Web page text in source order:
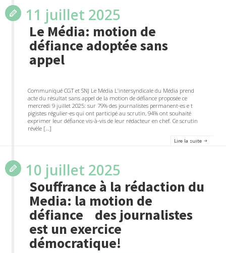
11 juillet 2025
Le Média: motion de
défiance adoptée sans
appel
Communiqué CGT et SNJ Le Média L’intersyndicale du Média prend
acte du résultat sans appel de la motion de défiance proposée ce
mercredi 9 juillet 2025: sur 79% des journalistes permanent-es e t
pigistes régulier-es qui ont participé au scrutin, 94% ont souhaité
exprimer leur défiance vis-à-vis de leur rédacteur en chef. Ce scrutin
révèle […]
Lire la suite
10 juillet 2025
Souffrance à la rédaction du
Media: la motion de
défiance des journalistes
est un exercice
démocratique!